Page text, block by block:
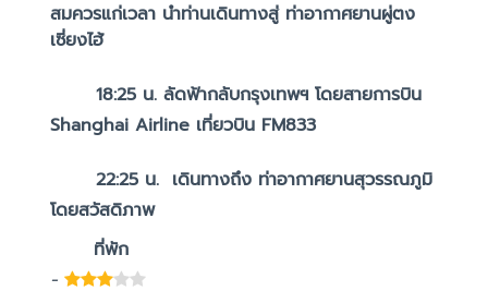
สมควรแก่เวลา นำท่านเดินทางสู่ ท่าอากาศยานผู่ตง
เซี่ยงไฮ้
18:25 น. ลัดฟ้ากลับกรุงเทพฯ โดยสายการบิน
Shanghai Airline เที่ยวบิน FM833
22:25 น. เดินทางถึง ท่าอากาศยานสุวรรณภูมิ
โดยสวัสดิภาพ
ที่พัก
-